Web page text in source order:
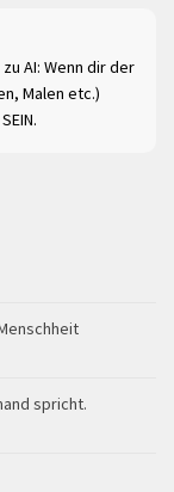
AI: Wenn dir der
Malen etc.)
spricht.